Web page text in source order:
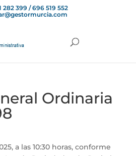
282 399 / 696 519 552
Ordinaria
a las 10:30 horas, conforme